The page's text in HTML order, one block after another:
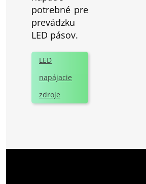
potrebné pre
prevádzku
LED pásov.
LED
napájacie
zdroje